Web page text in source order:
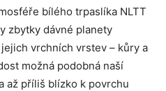
bílého trpaslíka NLTT
zbytky dávné planety
vrchních vrstev – kůry a
možná podobná naší
až příliš blízko k povrchu